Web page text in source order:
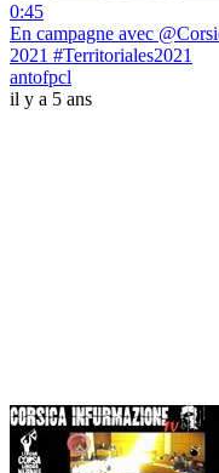
0:45
En campagne avec
2021 #Territoriales2021
antofpcl
il y a 5 ans